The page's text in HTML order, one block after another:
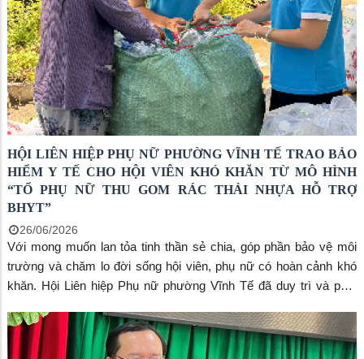
Chi ủy Chi bộ và các đồng chí tham gia hoạt động ở khóm trước
và sau sắp xếp đến tham dự.
HỘI LIÊN HIỆP PHỤ NỮ PHƯỜNG VĨNH TẾ TRAO BẢO
HIỂM Y TẾ CHO HỘI VIÊN KHÓ KHĂN TỪ MÔ HÌNH
“TỔ PHỤ NỮ THU GOM RÁC THẢI NHỰA HỖ TRỢ
BHYT”
26/06/2026
Với mong muốn lan tỏa tinh thần sẻ chia, góp phần bảo vệ môi
trường và chăm lo đời sống hội viên, phụ nữ có hoàn cảnh khó
khăn. Hội Liên hiệp Phụ nữ phường Vĩnh Tế đã duy trì và phát
BHYT”.